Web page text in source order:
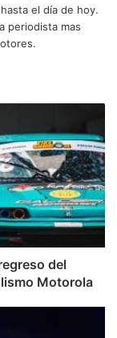
el día de hoy.
periodista mas
del
Motorola